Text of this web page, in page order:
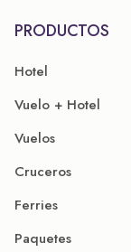
PRODUCTOS
Hotel
Vuelo + Hotel
Vuelos
Cruceros
Ferries
Paquetes